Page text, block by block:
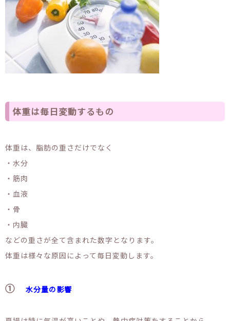
体重は毎日変動するもの
体重は、脂肪の重さだけでなく
・水分
・筋肉
・血液
・骨
・内臓
などの重さが全て含まれた数字となります。
体重は様々な原因によって毎日変動します。
① 水分量の影響